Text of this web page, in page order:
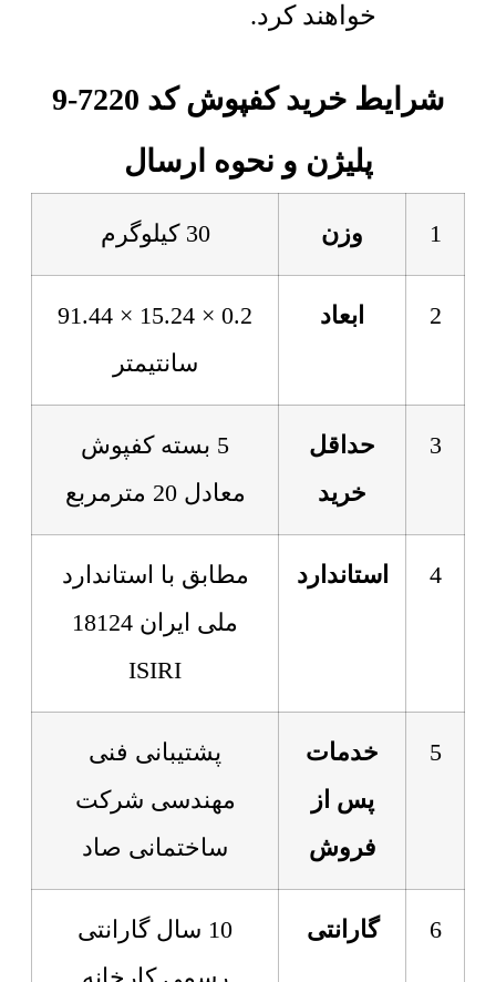
خواهند کرد.
شرایط خرید کفپوش کد 7220-9
پلیژن و نحوه ارسال
1 وزن 30 کیلوگرم
2 ابعاد
0.2 × 15.24 × 91.44
سانتیمتر
3
حداقل
خرید
5 بسته کفپوش
معادل 20 مترمربع
4 استاندارد
مطابق با استاندارد
ملی ایران 18124
ISIRI
5
خدمات
پس از
فروش
پشتیبانی فنی
مهندسی شرکت
ساختمانی صاد
6 گارانتی
10 سال گارانتی